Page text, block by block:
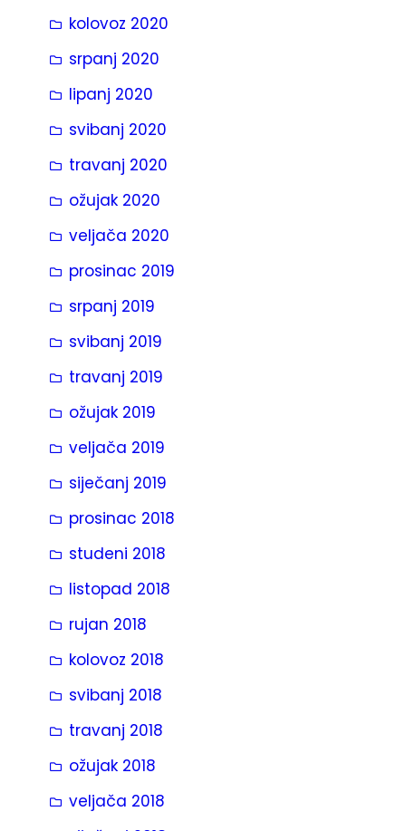
kolovoz 2020
srpanj 2020
lipanj 2020
svibanj 2020
travanj 2020
ožujak 2020
veljača 2020
prosinac 2019
srpanj 2019
svibanj 2019
travanj 2019
ožujak 2019
veljača 2019
siječanj 2019
prosinac 2018
studeni 2018
listopad 2018
rujan 2018
kolovoz 2018
svibanj 2018
travanj 2018
ožujak 2018
veljača 2018